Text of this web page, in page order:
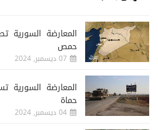
المعارضة
حمص
07 ديسمبر, 2024
المعارضة السورية
حماة
04 ديسمبر, 2024